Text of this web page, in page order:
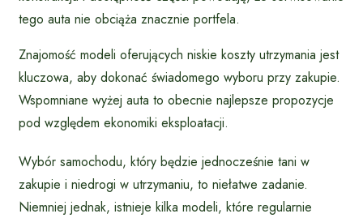
tego auta nie obciąża znacznie portfela.
Znajomość modeli oferujących niskie koszty utrzymania jest
kluczowa, aby dokonać świadomego wyboru przy zakupie.
Wspomniane wyżej auta to obecnie najlepsze propozycje
pod względem ekonomiki eksploatacji.
Wybór samochodu, który będzie jednocześnie tani w
zakupie i niedrogi w utrzymaniu, to niełatwe zadanie.
Niemniej jednak, istnieje kilka modeli, które regularnie